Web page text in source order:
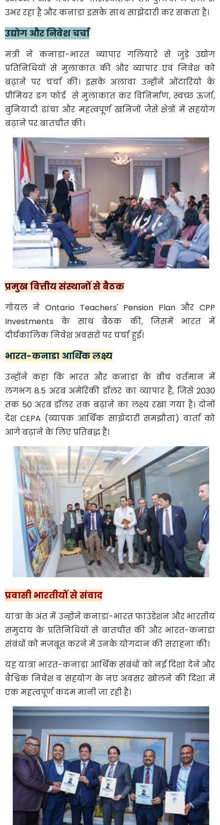
उभर रहा है और कनाडा इसके साथ साझेदारी कर सकता है।
उद्योग और निवेश चर्चा
मंत्री ने कनाडा-भारत व्यापार गलियारे से जुड़े उद्योग
प्रतिनिधियों से मुलाकात की और व्यापार एवं निवेश को
बढ़ाने पर चर्चा की। इसके अलावा उन्होंने ओंटारियो के
प्रीमियर डग फोर्ड से मुलाकात कर विनिर्माण, स्वच्छ ऊर्जा,
बुनियादी ढांचा और महत्वपूर्ण खनिजों जैसे क्षेत्रों में सहयोग
बढ़ाने पर बातचीत की।
प्रमुख वित्तीय संस्थानों से बैठक
गोयल ने Ontario Teachers' Pension Plan और CPP
Investments के साथ बैठक की, जिसमें भारत में
दीर्घकालिक निवेश अवसरों पर चर्चा हुई।
भारत-कनाडा आर्थिक लक्ष्य
उन्होंने कहा कि भारत और कनाडा के बीच वर्तमान में
लगभग 8.5 अरब अमेरिकी डॉलर का व्यापार है, जिसे 2030
तक 50 अरब डॉलर तक बढ़ाने का लक्ष्य रखा गया है। दोनों
देश CEPA (व्यापक आर्थिक साझेदारी समझौता) वार्ता को
आगे बढ़ाने के लिए प्रतिबद्ध हैं।
प्रवासी भारतीयों से संवाद
यात्रा के अंत में उन्होंने कनाडा-भारत फाउंडेशन और भारतीय
समुदाय के प्रतिनिधियों से बातचीत की और भारत-कनाडा
संबंधों को मजबूत करने में उनके योगदान की सराहना की।
यह यात्रा भारत-कनाडा आर्थिक संबंधों को नई दिशा देने और
वैश्विक निवेश व सहयोग के नए अवसर खोलने की दिशा में
एक महत्वपूर्ण कदम मानी जा रही है।